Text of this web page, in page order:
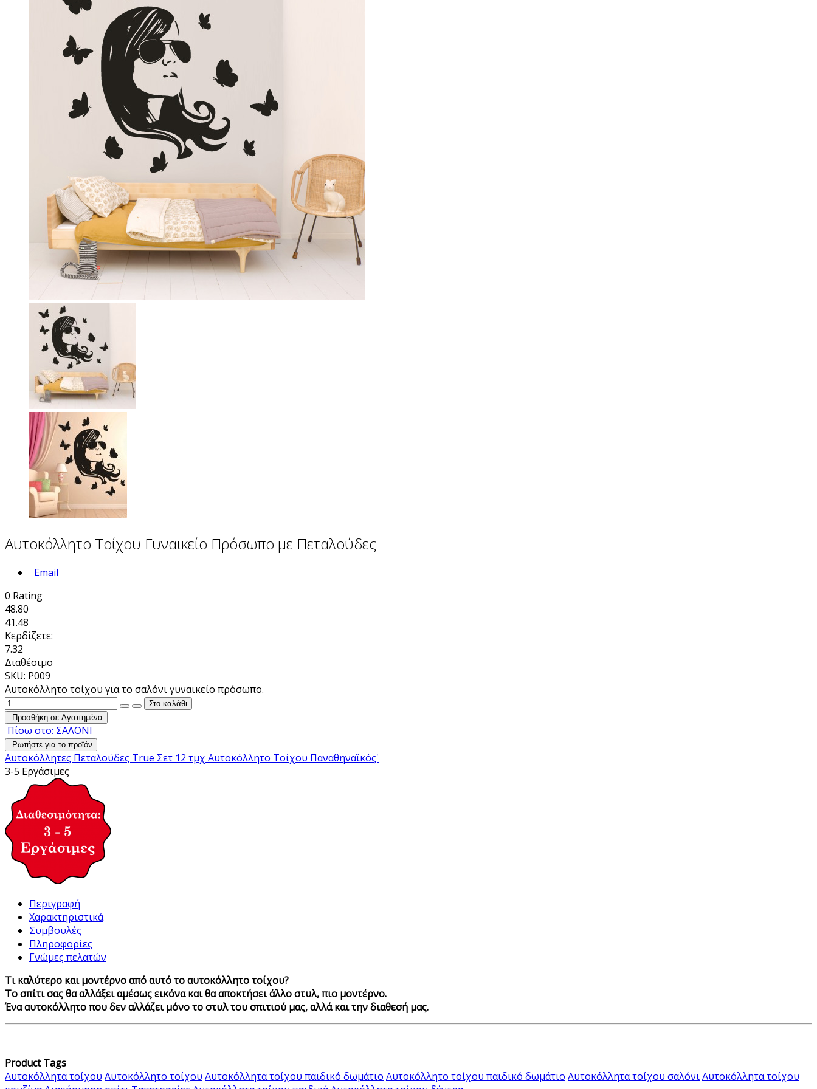
Αυτοκόλλητο Τοίχου Γυναικείο Πρόσωπο με Πεταλούδες
Email
0 Rating
48.80
41.48
Κερδίζετε:
7.32
Διαθέσιμο
SKU: P009
Αυτοκόλλητο τοίχου για το σαλόνι γυναικείο πρόσωπο.
Προσθήκη σε Αγαπημένα
Πίσω στο: ΣΑΛΟΝΙ
Ρωτήστε για το προϊόν
Αυτοκόλλητες Πεταλούδες True Σετ 12 τμχ Αυτοκόλλητο Τοίχου Παναθηναϊκός'
3-5 Εργάσιμες
Περιγραφή
Χαρακτηριστικά
Συμβουλές
Πληροφορίες
Γνώμες πελατών
Τι καλύτερο και μοντέρνο από αυτό το αυτοκόλλητο τοίχου?
Το σπίτι σας θα αλλάξει αμέσως εικόνα και θα αποκτήσει άλλο στυλ, πιο μοντέρνο.
Ένα αυτοκόλλητο που δεν αλλάζει μόνο το στυλ του σπιτιού μας, αλλά και την διαθεσή μας.
Product Tags
Αυτοκόλλητα τοίχου Αυτοκόλλητο τοίχου Αυτοκόλλητα τοίχου παιδικό δωμάτιο Αυτοκόλλητο τοίχου παιδικό δωμάτιο Αυτοκόλλητα τοίχου σαλόνιΑυτοκόλλητα τοίχου